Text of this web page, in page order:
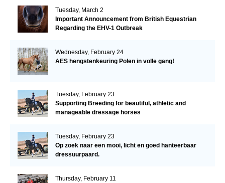
Tuesday, March 2
Important Announcement from British Equestrian
Regarding the EHV-1 Outbreak
Wednesday, February 24
AES hengstenkeuring Polen in volle gang!
Tuesday, February 23
Supporting Breeding for beautiful, athletic and
manageable dressage horses
Tuesday, February 23
Op zoek naar een mooi, licht en goed hanteerbaar
dressuurpaard.
Thursday, February 11